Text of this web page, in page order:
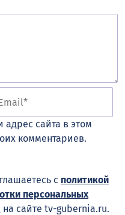
сайта в этом
комментариев.
с политикой
персональных
на сайте tv-gubernia.ru.